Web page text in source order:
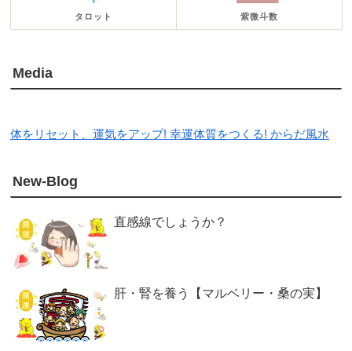
タロット 紫微斗数
Media
体をリセット、運気をアップ! 幸運体質をつくる! からだ風水
New-Blog
直感線でしょうか？
肝・腎を養う【マルベリー・桑の実】